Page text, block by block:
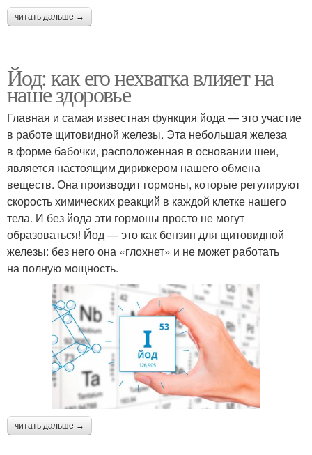
читать дальше →
Йод: как его нехватка влияет на
наше здоровье
Главная и самая известная функция йода — это участие
в работе щитовидной железы. Эта небольшая железа
в форме бабочки, расположенная в основании шеи,
является настоящим дирижером нашего обмена
веществ. Она производит гормоны, которые регулируют
скорость химических реакций в каждой клетке нашего
тела. И без йода эти гормоны просто не могут
образоваться! Йод — это как бензин для щитовидной
железы: без него она «глохнет» и не может работать
на полную мощность.
читать дальше →